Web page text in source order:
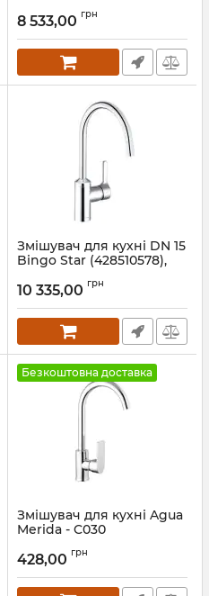
8 533,00 грн
Змішувач для кухні DN 15
Bingo Star (428510578),
Артикул:428510578
10 335,00 грн
Безкоштовна доставка
Змішувач для кухні Agua
Merida - C030
428,00 грн